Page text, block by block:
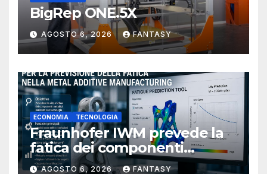
BigRep ONE.5X
AGOSTO 6, 2026 FANTASY
ECONOMIA TECNOLOGIA
Fraunhofer IWM prevede la
fatica dei componenti
metallici stampati in 3D
AGOSTO 6, 2026 FANTASY